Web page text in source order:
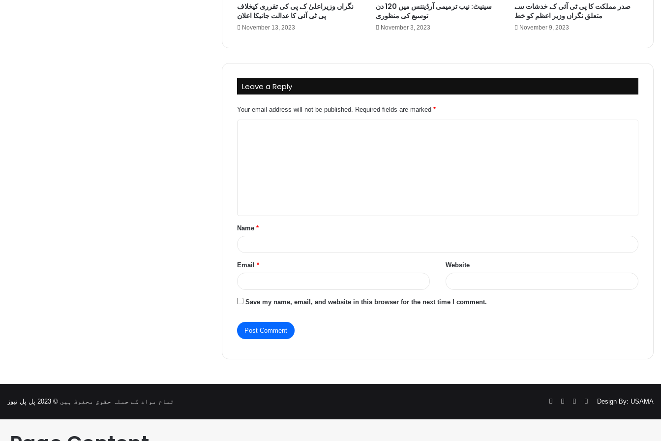
نگراں وزیراعلیٰ کے پی کی تقرری کیخلاف
پی ٹی آئی کا عدالت جانیکا اعلان
November 13, 2023
سینیٹ: نیب ترمیمی آرڈیننس میں 120 دن
توسیع کی منظوری
November 3, 2023
صدر مملکت کا پی ٹی آئی کے خدشات سے
متعلق نگراں وزیر اعظم کو خط
November 9, 2023
Leave a Reply
Your email address will not be published. Required fields are marked *
t
*Name *
Email * Website
Save my name, email, and website in this browser for the next time I comment.
تمام مواد کے جملہ حقوق محفوظ ہیں © 2023 پل پل نیوز Design By: USAMA
Facebook
TwitterYouTubeInstagram